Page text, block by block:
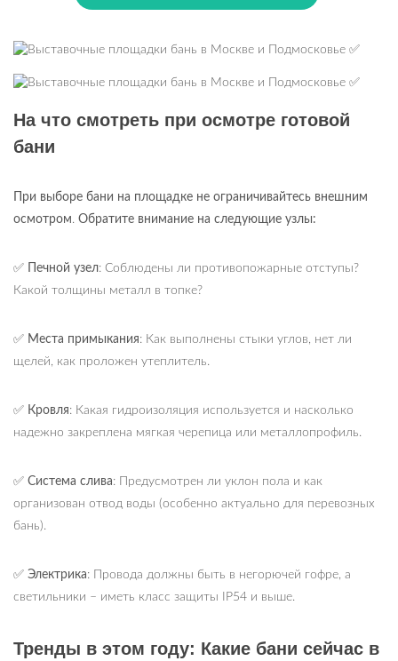
На что смотреть при осмотре готовой
бани
При выборе бани на площадке не ограничивайтесь внешним
осмотром. Обратите внимание на следующие узлы:
✅ Печной узел: Соблюдены ли противопожарные отступы?
Какой толщины металл в топке?
✅ Места примыкания: Как выполнены стыки углов, нет ли
щелей, как проложен утеплитель.
✅ Кровля: Какая гидроизоляция используется и насколько
надежно закреплена мягкая черепица или металлопрофиль.
✅ Система слива: Предусмотрен ли уклон пола и как
организован отвод воды (особенно актуально для перевозных
бань).
✅ Электрика: Провода должны быть в негорючей гофре, а
светильники – иметь класс защиты IP54 и выше.
Тренды в этом году: Какие бани сейчас в